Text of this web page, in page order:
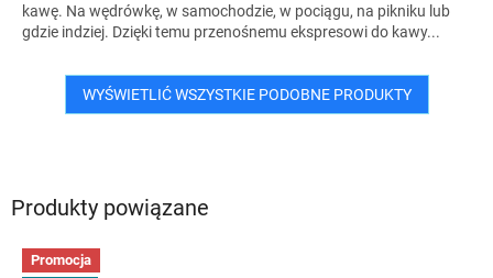
Produkty powiązane
Promocja
kawę. Na wędrówkę, w samochodzie, w pociągu, na pikniku lub
gdzie indziej. Dzięki temu przenośnemu ekspresowi do kawy...
WYŚWIETLIĆ WSZYSTKIE PODOBNE PRODUKTY